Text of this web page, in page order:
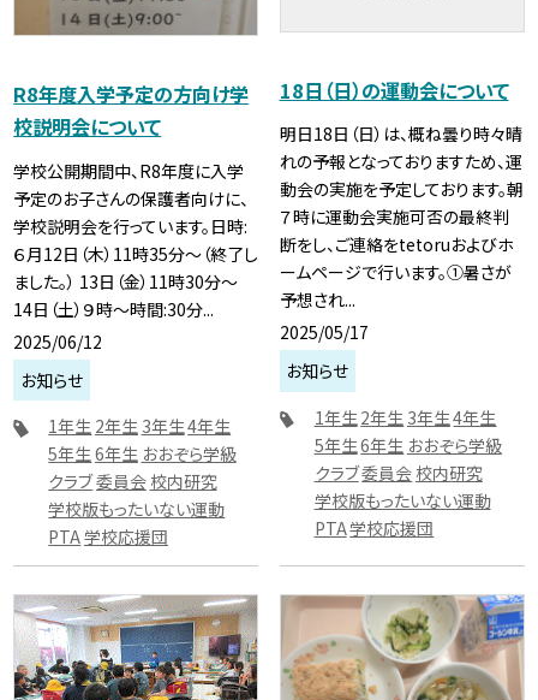
R8年度入学予定の方向け学
校説明会について
学校公開期間中、R8年度に入学
予定のお子さんの保護者向けに、
学校説明会を行っています。日時:
６月12日（木）11時35分〜（終了し
ました。） 13日（金）11時30分〜
14日（土）９時〜時間:30分...
2025/06/12
お知らせ
1年生 2年生 3年生4年生
5年生6年生 おおぞら学級
クラブ委員会 校内研究
学校版もったいない運動
PTA学校応援団
18日（日）の運動会について
明日18日（日）は、概ね曇り時々晴
れの予報となっておりますため、運
動会の実施を予定しております。朝
７時に運動会実施可否の最終判
断をし、ご連絡をtetoruおよびホ
ームページで行います。①暑さが
予想され...
2025/05/17
お知らせ
1年生 2年生 3年生4年生
5年生6年生 おおぞら学級
クラブ委員会 校内研究
学校版もったいない運動
PTA学校応援団